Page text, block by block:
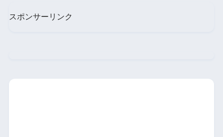
スポンサーリンク